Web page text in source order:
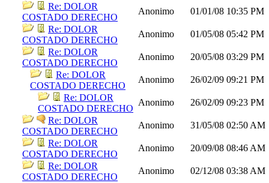
Re: DOLOR
COSTADO DERECHO
Anonimo 01/01/08 10:35 PM
Re: DOLOR
COSTADO DERECHO
Anonimo 01/05/08 05:42 PM
Re: DOLOR
COSTADO DERECHO
Anonimo 20/05/08 03:29 PM
Re: DOLOR
COSTADO DERECHO
Anonimo 26/02/09 09:21 PM
Re: DOLOR
COSTADO DERECHO
Anonimo 26/02/09 09:23 PM
Re: DOLOR
COSTADO DERECHO
Anonimo 31/05/08 02:50 AM
Re: DOLOR
COSTADO DERECHO
Anonimo 20/09/08 08:46 AM
Re: DOLOR
COSTADO DERECHO
Anonimo 02/12/08 03:38 AM